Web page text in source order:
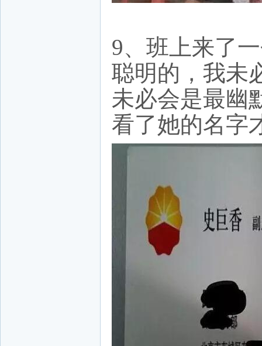
9、班上来了
聪明的，我未
未必会是最幽
看了她的名字